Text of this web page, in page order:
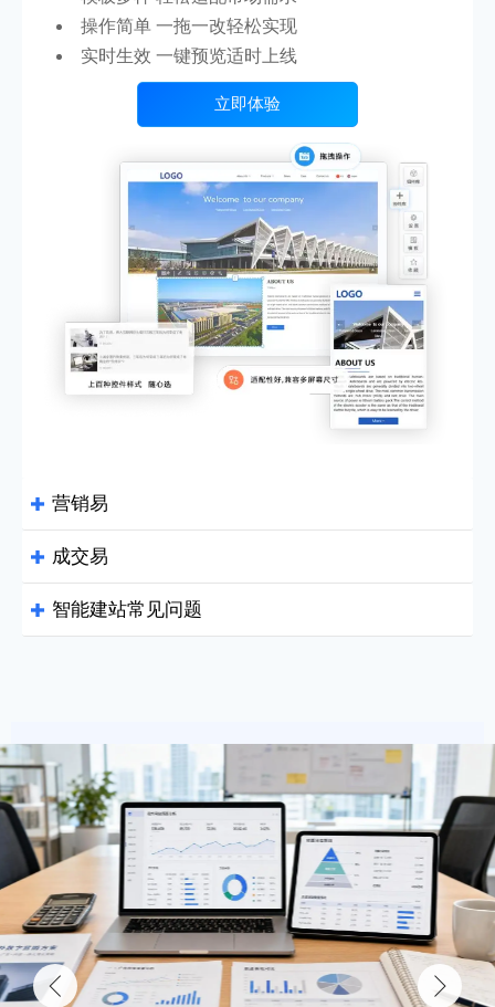
操作简单 一拖一改轻松实现
实时生效 一键预览适时上线
立即体验
 营销易
本地化精准营销 提供极致的网站加速方案
外贸企业 终极解决方案
不加广告费 也能让询盘倍增
134小语种 多语言网站自动翻译
 成交易
致力于帮助全球企业拥有会营销能赚钱的网站！
Google WebP图片处理技术 加快加载速度
专业SEO布局，带来更多免费流量
立即体验
 智能建站常见问题
Q： 易营宝适合做外贸独立站吗？
Q：
易营宝与其他建站平台相比，有什
么不同？
立即咨询
 